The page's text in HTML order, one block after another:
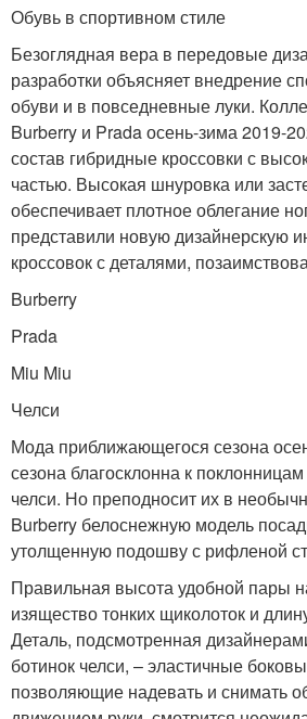
Обувь в спортивном стиле
Безоглядная вера в передовые
разработки объясняет внедрение
обуви и в повседневные луки.
Burberry и Prada осень-зима 2019-
состав гибридные кроссовки с
частью. Высокая шнуровка или
обеспечивает плотное облегание
представили новую дизайнерскую
кроссовок с деталями,
Burberry
Prada
Miu Miu
Челси
Мода приближающегося сезона
сезона благосклонна к
челси. Но преподносит их в
Burberry белоснежную модель
утолщенную подошву с рифленой
Правильная высота удобной пары
изящество тонких щиколоток и
Деталь, подсмотренная
ботинок челси, – эластичные
позволяющие надевать и снимать